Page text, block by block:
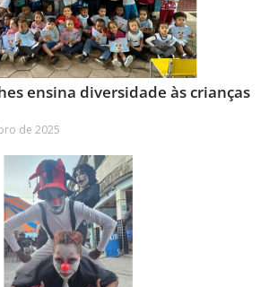
ensina diversidade às crianças
de 2025